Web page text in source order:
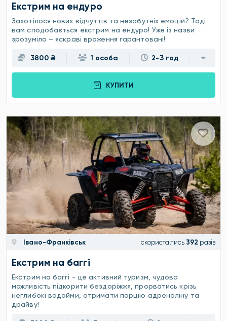
Екстрим на ендуро
Захотілося нових відчуттів та незабутніх емоцій? Тоді
вам сподобається екстрим на ендуро! Уже із назви
зрозуміло – яскраві враження гарантовані!
3800 ₴ 1 особа 2-3 год
КУПИТИ
Івано-Франківськ скористались 392 разів
Екстрим на баггі
Екстрим на баггі - це активний туризм, чудова
можливість підкорити бездоріжжя, прорватись крізь
неглибокі водойми, отримати порцію адреналіну та
драйву!